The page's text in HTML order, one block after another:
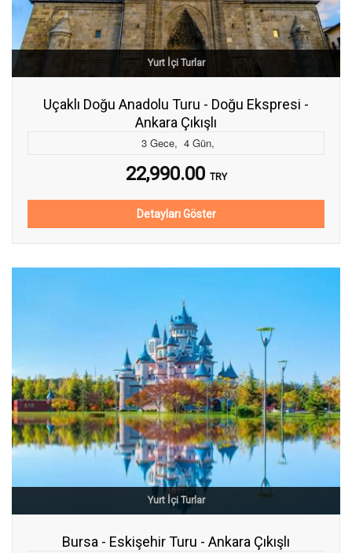
Yurt İçi Turlar
Uçaklı Doğu Anadolu Turu - Doğu Ekspresi -
Ankara Çıkışlı
3 Gece, 4 Gün,
22,990.00 TRY
Detayları Göster
Yurt İçi Turlar
Bursa - Eskişehir Turu - Ankara Çıkışlı